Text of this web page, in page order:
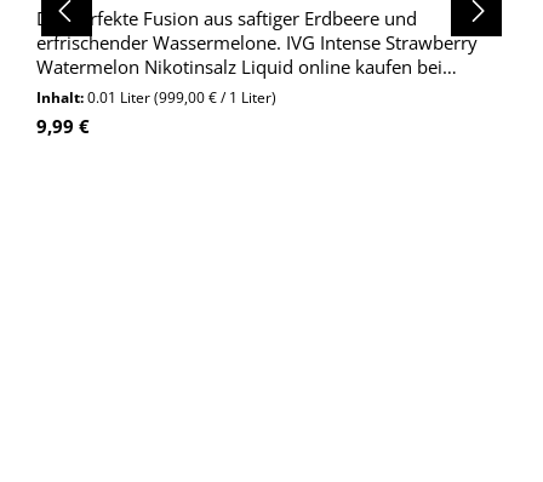
Die perfekte Fusion aus saftiger Erdbeere und
erfrischender Wassermelone. IVG Intense Strawberry
Watermelon Nikotinsalz Liquid online kaufen bei
Wolkengarage!
Inhalt:0.01 Liter(999,00 € / 1 Liter)
Regulärer Preis:
9,99 €